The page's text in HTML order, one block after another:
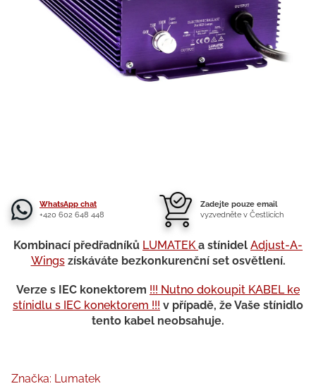
WhatsApp chat
+420 602 648 448
Zadejte pouze email
vyzvedněte v Čestlicích
Kombinací předřadníků LUMATEKa stínidel Adjust-A-
Wingszískáváte bezkonkurenční set osvětlení.
Verze s IEC konektorem !!! Nutno dokoupit KABEL ke
stínidlu s IEC konektorem !!! v případě, že Vaše stínidlo
tento kabel neobsahuje.
Značka: Lumatek